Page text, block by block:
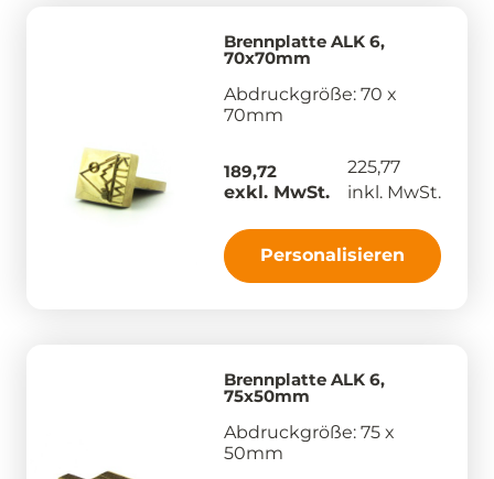
Brennplatte ALK 6,
70x70mm
Abdruckgröße: 70 x
70mm
189,72
exkl. MwSt.
225,77
inkl. MwSt.
Personalisieren
Brennplatte ALK 6,
75x50mm
Abdruckgröße: 75 x
50mm